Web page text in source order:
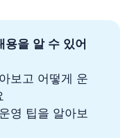
용을 알 수 있어
보고 어떻게 운
영 팁을 알아보